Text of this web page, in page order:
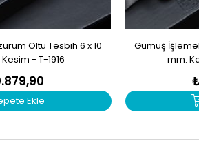
Oltu Tesbih 6 x 10
- T-1916
Ekle
Gümüş
mm.